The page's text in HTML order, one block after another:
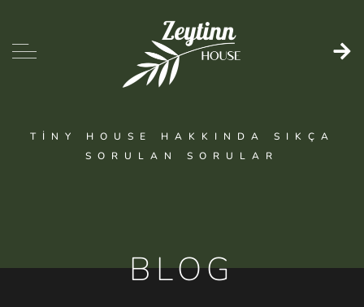
TINY HOUSE HAKKINDA SIKÇA
SORULAN SORULAR
BLOG